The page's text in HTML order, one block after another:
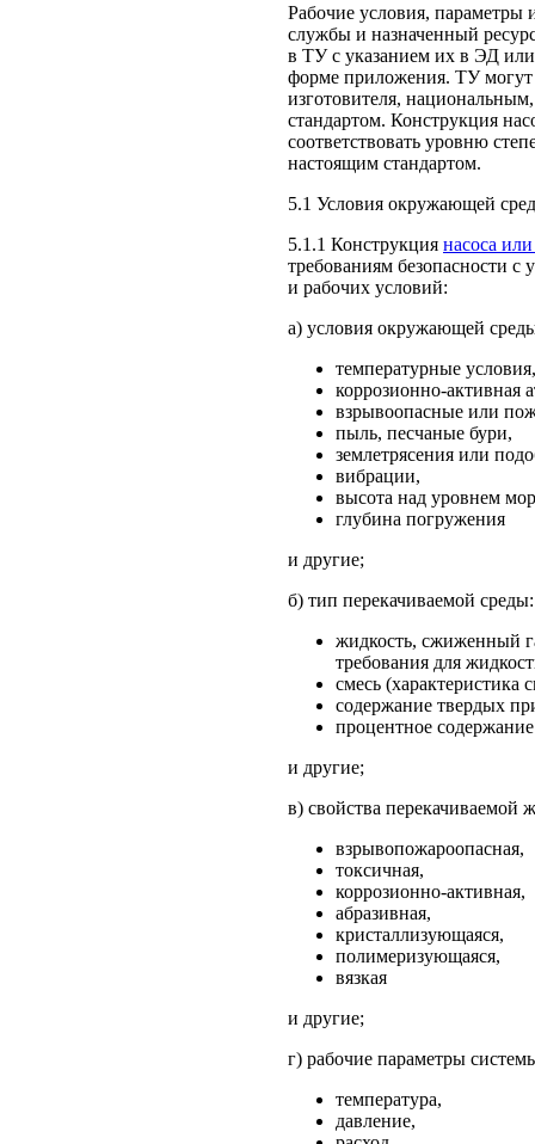
Рабочие условия, параметры
службы и назначенный
в ТУ с указанием их в ЭД
форме приложения. ТУ
изготовителя,
стандартом. Конструкция
соответствовать уровню
настоящим стандартом.
5.1 Условия окружающей
5.1.1 Конструкция насоса или
требованиям безопасности
и рабочих условий:
а) условия окружающей
температурные условия,
коррозионно-активная
взрывоопасные или
пыль, песчаные бури,
землетрясения или
вибрации,
высота над уровнем
глубина погружения
и другие;
б) тип перекачиваемой среды:
жидкость, сжиженный
требования для
смесь (характеристика
содержание твердых
процентное содержание
и другие;
в) свойства перекачиваемой
взрывопожароопасная,
токсичная,
коррозионно-активная,
абразивная,
кристаллизующаяся,
полимеризующаяся,
вязкая
и другие;
г) рабочие параметры
температура,
давление,